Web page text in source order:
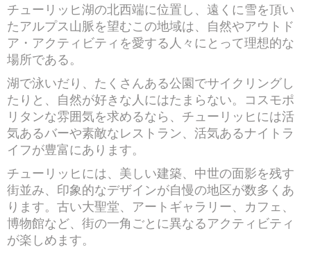
チューリッヒ湖の北西端に位置し、遠くに雪を頂い
たアルプス山脈を望むこの地域は、自然やアウトド
ア・アクティビティを愛する人々にとって理想的な
場所である。
湖で泳いだり、たくさんある公園でサイクリングし
たりと、自然が好きな人にはたまらない。コスモポ
リタンな雰囲気を求めるなら、チューリッヒには活
気あるバーや素敵なレストラン、活気あるナイトラ
イフが豊富にあります。
チューリッヒには、美しい建築、中世の面影を残す
街並み、印象的なデザインが自慢の地区が数多くあ
ります。古い大聖堂、アートギャラリー、カフェ、
博物館など、街の一角ごとに異なるアクティビティ
が楽しめます。